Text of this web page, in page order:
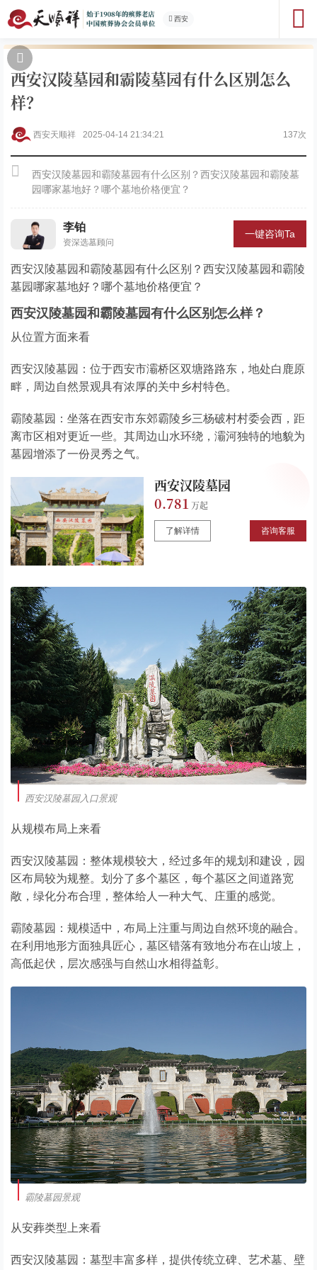
西安
西安汉陵墓园和霸陵墓园有什么区别怎么
样？
西安天顺祥 2025-04-14 21:34:21 137次
西安汉陵墓园和霸陵墓园有什么区别？西安汉陵墓园和霸陵墓
园哪家墓地好？哪个墓地价格便宜？
李铂
资深选墓顾问
一键咨询Ta
西安汉陵墓园和霸陵墓园有什么区别？西安汉陵墓园和霸陵
墓园哪家墓地好？哪个墓地价格便宜？
西安汉陵墓园和霸陵墓园有什么区别怎么样？
从位置方面来看
西安汉陵墓园：位于西安市灞桥区双塘路路东，地处白鹿原
畔，周边自然景观具有浓厚的关中乡村特色。
霸陵墓园：坐落在西安市东郊霸陵乡三杨破村村委会西，距
离市区相对更近一些。其周边山水环绕，灞河独特的地貌为
墓园增添了一份灵秀之气。
西安汉陵墓园
0.781
了解详情 咨询客服
西安汉陵墓园入口景观
从规模布局上来看
西安汉陵墓园：整体规模较大，经过多年的规划和建设，园
区布局较为规整。划分了多个墓区，每个墓区之间道路宽
敞，绿化分布合理，整体给人一种大气、庄重的感觉。
霸陵墓园：规模适中，布局上注重与周边自然环境的融合。
在利用地形方面独具匠心，墓区错落有致地分布在山坡上，
高低起伏，层次感强与自然山水相得益彰。
霸陵墓园景观
从安葬类型上来看
西安汉陵墓园：墓型丰富多样，提供传统立碑、艺术墓、壁